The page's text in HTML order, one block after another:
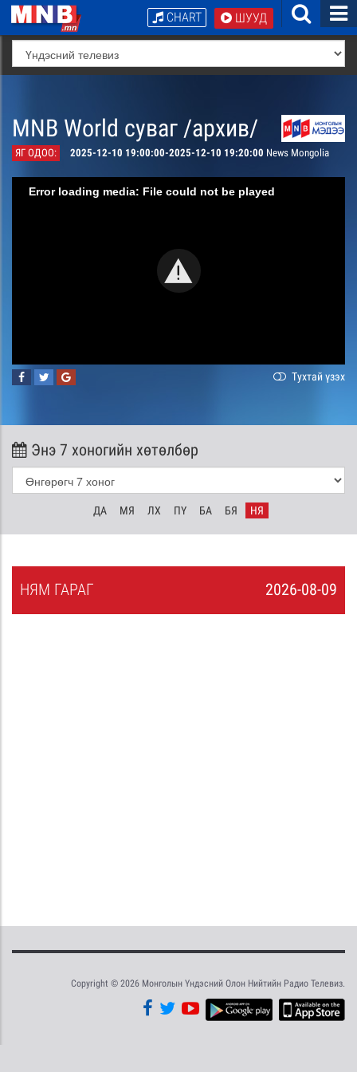
ШУУД
CHART
MNB World суваг /архив/
ЯГ ОДОО: 2025-12-10 19:00:00-2025-12-10 19:20:00 News Mongolia
Error loading media: File could not be played
Тухтай үзэх
Энэ 7 хоногийн хөтөлбөр
ДА МЯ ЛХ ПҮ БА БЯ НЯ
2026-08-09
НЯМ ГАРАГ
Copyright © 2026 Монголын Үндэсний Олон Нийтийн Радио Телевиз.